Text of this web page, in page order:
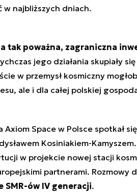
w najbliższych dniach.
tak poważna, zagraniczna
jego działania skupiały
w przemysł kosmiczny
ale i dla całej polskiej
Space w Polsce spotkał
Kosiniakiem-Kamyszem.
w projekcie nowej stacji
partnerami. Rozmowy
ów IV generacji.